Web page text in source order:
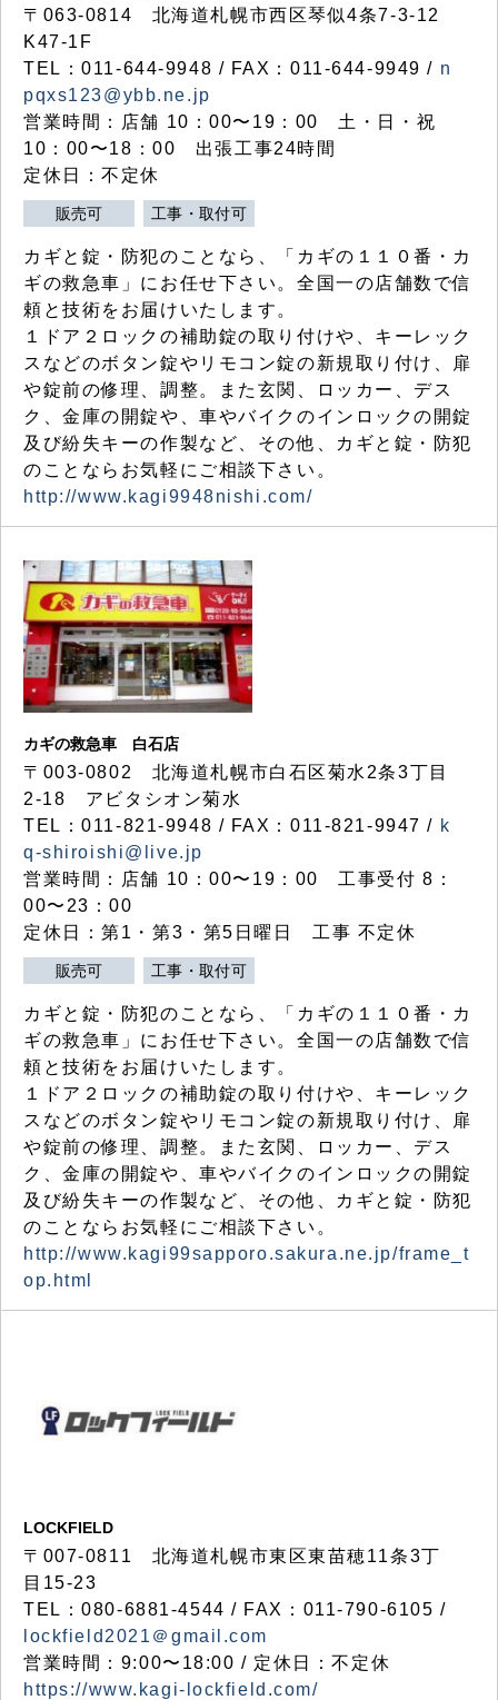
〒063-0814 北海道札幌市西区琴似4条7-3-12
K47-1F
TEL：011-644-9948 / FAX：011-644-9949 / n
pqxs123@ybb.ne.jp
営業時間：店舗 10：00〜19：00 土・日・祝
10：00〜18：00 出張工事24時間
定休日：不定休
販売可 工事・取付可
カギと錠・防犯のことなら、「カギの１１０番・カ
ギの救急車」にお任せ下さい。全国一の店舗数で信
頼と技術をお届けいたします。
１ドア２ロックの補助錠の取り付けや、キーレック
スなどのボタン錠やリモコン錠の新規取り付け、扉
や錠前の修理、調整。また玄関、ロッカー、デス
ク、金庫の開錠や、車やバイクのインロックの開錠
及び紛失キーの作製など、その他、カギと錠・防犯
のことならお気軽にご相談下さい。
http://www.kagi9948nishi.com/
カギの救急車 白石店
〒003-0802 北海道札幌市白石区菊水2条3丁目
2-18 アビタシオン菊水
TEL：011-821-9948 / FAX：011-821-9947 / k
q-shiroishi@live.jp
営業時間：店舗 10：00〜19：00 工事受付 8：
00〜23：00
定休日：第1・第3・第5日曜日 工事 不定休
販売可 工事・取付可
カギと錠・防犯のことなら、「カギの１１０番・カ
ギの救急車」にお任せ下さい。全国一の店舗数で信
頼と技術をお届けいたします。
１ドア２ロックの補助錠の取り付けや、キーレック
スなどのボタン錠やリモコン錠の新規取り付け、扉
や錠前の修理、調整。また玄関、ロッカー、デス
ク、金庫の開錠や、車やバイクのインロックの開錠
及び紛失キーの作製など、その他、カギと錠・防犯
のことならお気軽にご相談下さい。
http://www.kagi99sapporo.sakura.ne.jp/frame_t
op.html
LOCKFIELD
〒007-0811 北海道札幌市東区東苗穂11条3丁
目15-23
TEL：080-6881-4544 / FAX：011-790-6105 /
lockfield2021＠gmail.com
営業時間：9:00〜18:00 / 定休日：不定休
https://www.kagi-lockfield.com/